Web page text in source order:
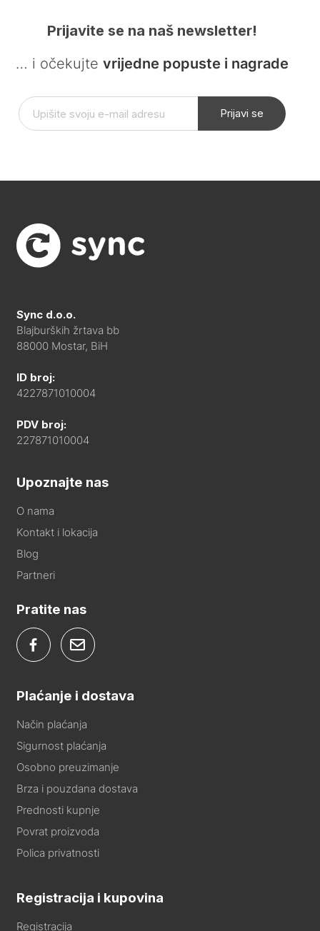
Prijavite se na naš newsletter!
… i očekujte vrijedne popuste i nagrade
Prijavi se
Sync d.o.o.
Blajburških žrtava bb
88000 Mostar, BiH
ID broj:
4227871010004
PDV broj:
227871010004
Upoznajte nas
O nama
Kontakt i lokacija
Blog
Partneri
Pratite nas
Plaćanje i dostava
Način plaćanja
Sigurnost plaćanja
Osobno preuzimanje
Brza i pouzdana dostava
Prednosti kupnje
Povrat proizvoda
Polica privatnosti
Registracija i kupovina
Registracija